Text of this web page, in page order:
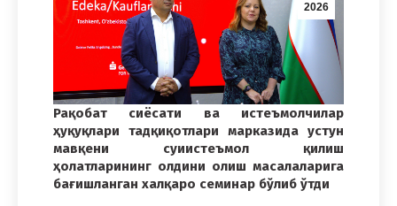
2026
Рақобат сиёсати ва истеъмолчилар
ҳуқуқлари тадқиқотлари марказида устун
мавқени суиистеъмол қилиш
ҳолатларининг олдини олиш масалаларига
бағишланган халқаро семинар бўлиб ўтди